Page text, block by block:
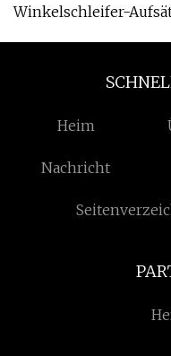
Winkelschleifer-
Heim
Nachricht